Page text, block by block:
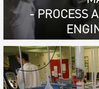
- PROCESS